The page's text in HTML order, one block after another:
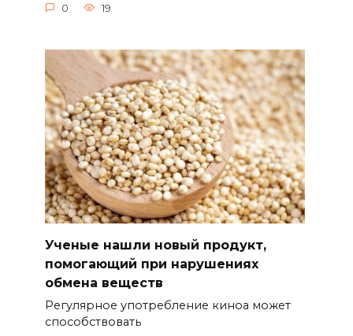
0 19
Ученые нашли новый продукт,
помогающий при нарушениях
обмена веществ
Регулярное употребление киноа может
способствовать